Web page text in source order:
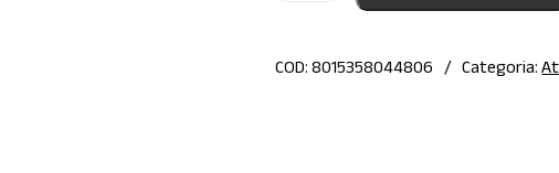
COD:8015358044806 Categoria: